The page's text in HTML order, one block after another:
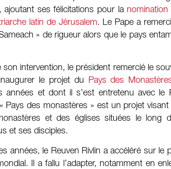
ajoutant ses félicitations pour la nomination
latin de Jérusalem. Le Pape a
» de rigueur alors que le pays
son intervention, le président remercié le
le projet du Pays des
années et dont il s’est entretenu avec le
Pays des monastères » est un projet
et des églises situées le long
et ses disciples.
années, le Reuven Rivlin a accéléré sur le
Il a fallu l’adapter, notamment en